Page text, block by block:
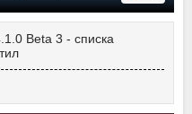
Beta 3 - списка